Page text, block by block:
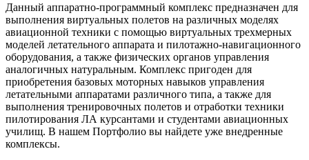
Данный аппаратно-программный комплекс предназначен для
выполнения виртуальных полетов на различных моделях
авиационной техники с помощью виртуальных трехмерных
моделей летательного аппарата и пилотажно-навигационного
оборудования, а также физических органов управления
аналогичных натуральным. Комплекс пригоден для
приобретения базовых моторных навыков управления
летательными аппаратами различного типа, а также для
выполнения тренировочных полетов и отработки техники
пилотирования ЛА курсантами и студентами авиационных
училищ. В нашем Портфолио вы найдете уже внедренные
комплексы.